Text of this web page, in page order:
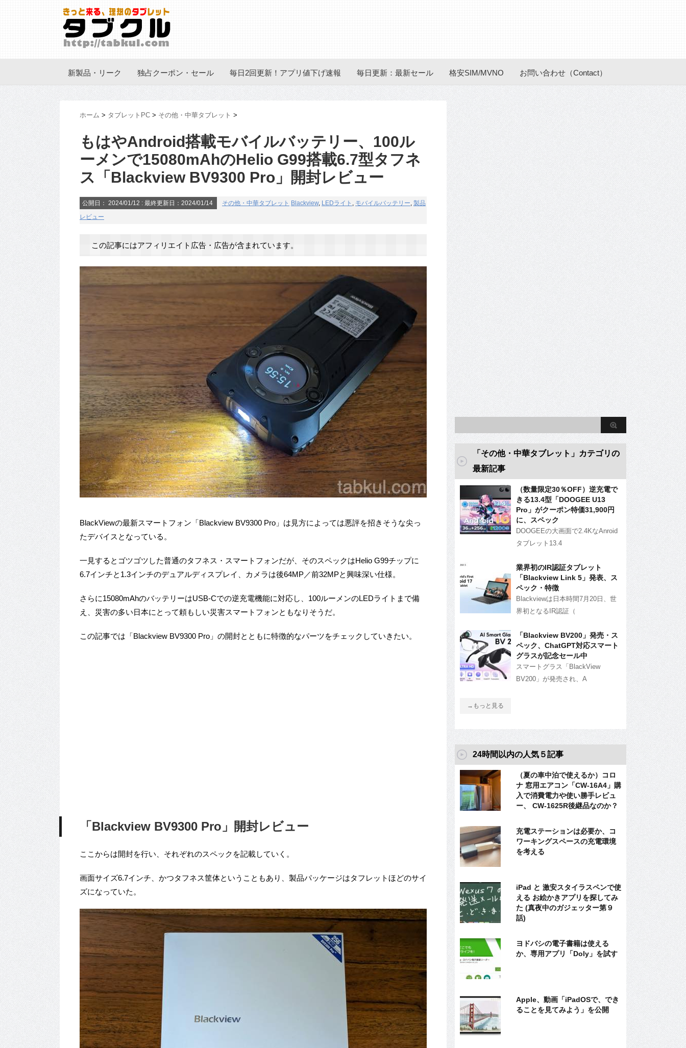
新製品・リーク 独占クーポン・セール 毎日2回更新！アプリ値下げ速報 毎日更新：最新セール 格安SIM/MVNO お問い合わせ（Contact）
ホーム > タブレットPC > その他・中華タブレット >
もはやAndroid搭載モバイルバッテリー、100ル
ーメンで15080mAhのHelio G99搭載6.7型タフネ
ス「Blackview BV9300 Pro」開封レビュー
公開日： 2024/01/12 : 最終更新日：2024/01/14 その他・中華タブレット Blackview, LEDライト , モバイルバッテリー, 製品
レビュー
この記事にはアフィリエイト広告・広告が含まれています。
BlackViewの最新スマートフォン「Blackview BV9300 Pro」は見方によっては悪評を招きそうな尖っ
たデバイスとなっている。
一見するとゴツゴツした普通のタフネス・スマートフォンだが、そのスペックはHelio G99チップに
6.7インチと1.3インチのデュアルディスプレイ、カメラは後64MP／前32MPと興味深い仕様。
さらに15080mAhのバッテリーはUSB-Cでの逆充電機能に対応し、100ルーメンのLEDライトまで備
え、災害の多い日本にとって頼もしい災害スマートフォンともなりそうだ。
この記事では「Blackview BV9300 Pro」の開封とともに特徴的なパーツをチェックしていきたい。
「Blackview BV9300 Pro」開封レビュー
ここからは開封を行い、それぞれのスペックを記載していく。
画面サイズ6.7インチ、かつタフネス筐体ということもあり、製品パッケージはタフレットほどのサイ
ズになっていた。
「その他・中華タブレット」カテゴリの
最新記事
（数量限定30％OFF）逆充電で
きる13.4型「DOOGEE U13
Pro」がクーポン特価31,900円
に、スペック
DOOGEEの大画面で2.4KなAnroid
タブレット13.4
業界初のIR認証タブレット
「Blackview Link 5」発表、ス
ペック・特徴
Blackviewは日本時間7月20日、世
界初となるIR認証（
「Blackview BV200」発売・ス
ペック、ChatGPT対応スマート
グラスが記念セール中
スマートグラス「BlackView
BV200」が発売され、A
→もっと見る
24時間以内の人気５記事
（夏の車中泊で使えるか）コロ
ナ 窓用エアコン「CW-16A4」購
入で消費電力や使い勝手レビュ
ー、 CW-1625R後継品なのか？
充電ステーションは必要か、コ
ワーキングスペースの充電環境
を考える
iPad と 激安スタイラスペンで使
える お絵かきアプリを探してみ
た (真夜中のガジェッター第９
話)
ヨドバシの電子書籍は使える
か、専用アプリ「Doly」を試す
Apple、動画「iPadOSで、でき
ることを見てみよう」を公開